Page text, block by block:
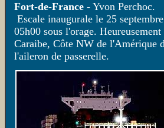
Fort-de-France - Yvon Perchoc.
Escale inaugurale le 25
05h00 sous l'orage.
Caraibe, Côte NW de l'Amérique
l'aileron de passerelle.